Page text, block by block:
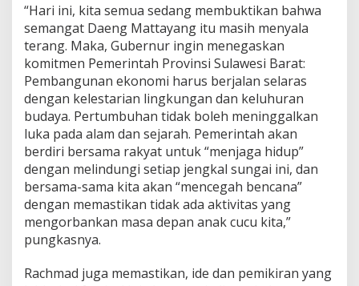
“Hari ini, kita semua sedang membuktikan bahwa
semangat Daeng Mattayang itu masih menyala
terang. Maka, Gubernur ingin menegaskan
komitmen Pemerintah Provinsi Sulawesi Barat:
Pembangunan ekonomi harus berjalan selaras
dengan kelestarian lingkungan dan keluhuran
budaya. Pertumbuhan tidak boleh meninggalkan
luka pada alam dan sejarah. Pemerintah akan
berdiri bersama rakyat untuk “menjaga hidup”
dengan melindungi setiap jengkal sungai ini, dan
bersama-sama kita akan “mencegah bencana”
dengan memastikan tidak ada aktivitas yang
mengorbankan masa depan anak cucu kita,”
pungkasnya.
Rachmad juga memastikan, ide dan pemikiran yang